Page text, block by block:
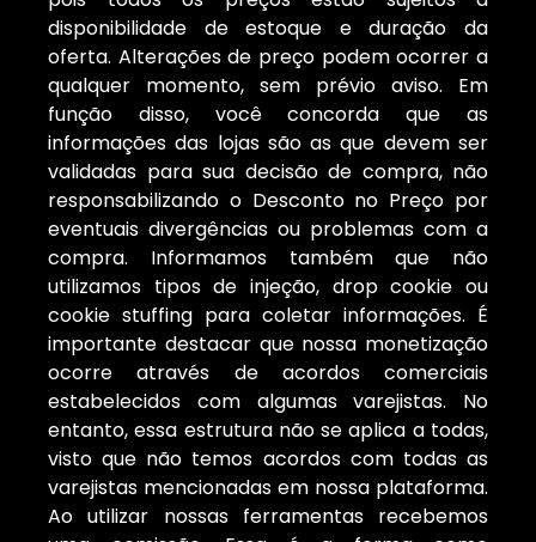
disponibilidade de estoque e duração da
oferta. Alterações de preço podem ocorrer a
qualquer momento, sem prévio aviso. Em
função disso, você concorda que as
informações das lojas são as que devem ser
validadas para sua decisão de compra, não
responsabilizando o Desconto no Preço por
eventuais divergências ou problemas com a
compra. Informamos também que não
utilizamos tipos de injeção, drop cookie ou
cookie stuffing para coletar informações. É
importante destacar que nossa monetização
ocorre através de acordos comerciais
estabelecidos com algumas varejistas. No
entanto, essa estrutura não se aplica a todas,
visto que não temos acordos com todas as
varejistas mencionadas em nossa plataforma.
Ao utilizar nossas ferramentas recebemos